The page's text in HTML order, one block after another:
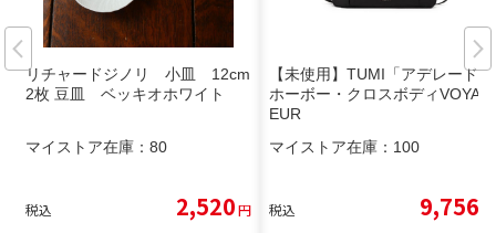
リチャードジノリ 小皿 12cm
2枚 豆皿 ベッキオホワイト
マイストア在庫： 80
税込 2,520円
【未使用】TUMI「アデレード」
ホーボー・クロスボディVOYAG
EUR
マイストア在庫： 100
税込 9,756